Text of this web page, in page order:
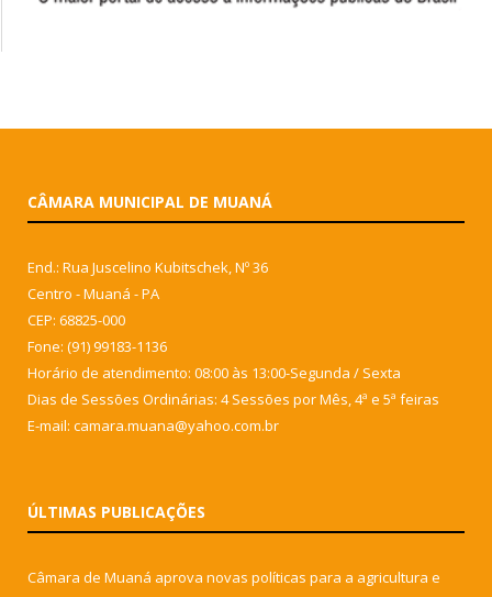
CÂMARA MUNICIPAL DE MUANÁ
End.: Rua Juscelino Kubitschek, Nº 36
Centro - Muaná - PA
CEP: 68825-000
Fone: (91) 99183-1136
Horário de atendimento: 08:00 às 13:00-Segunda / Sexta
Dias de Sessões Ordinárias: 4 Sessões por Mês, 4ª e 5ª feiras
E-mail: camara.muana@yahoo.com.br
ÚLTIMAS PUBLICAÇÕES
Câmara de Muaná aprova novas políticas para a agricultura e